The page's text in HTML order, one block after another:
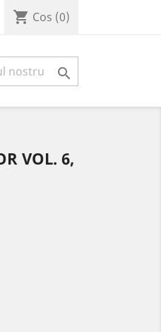
shopping_cart Cos (0)

VOL. 6,